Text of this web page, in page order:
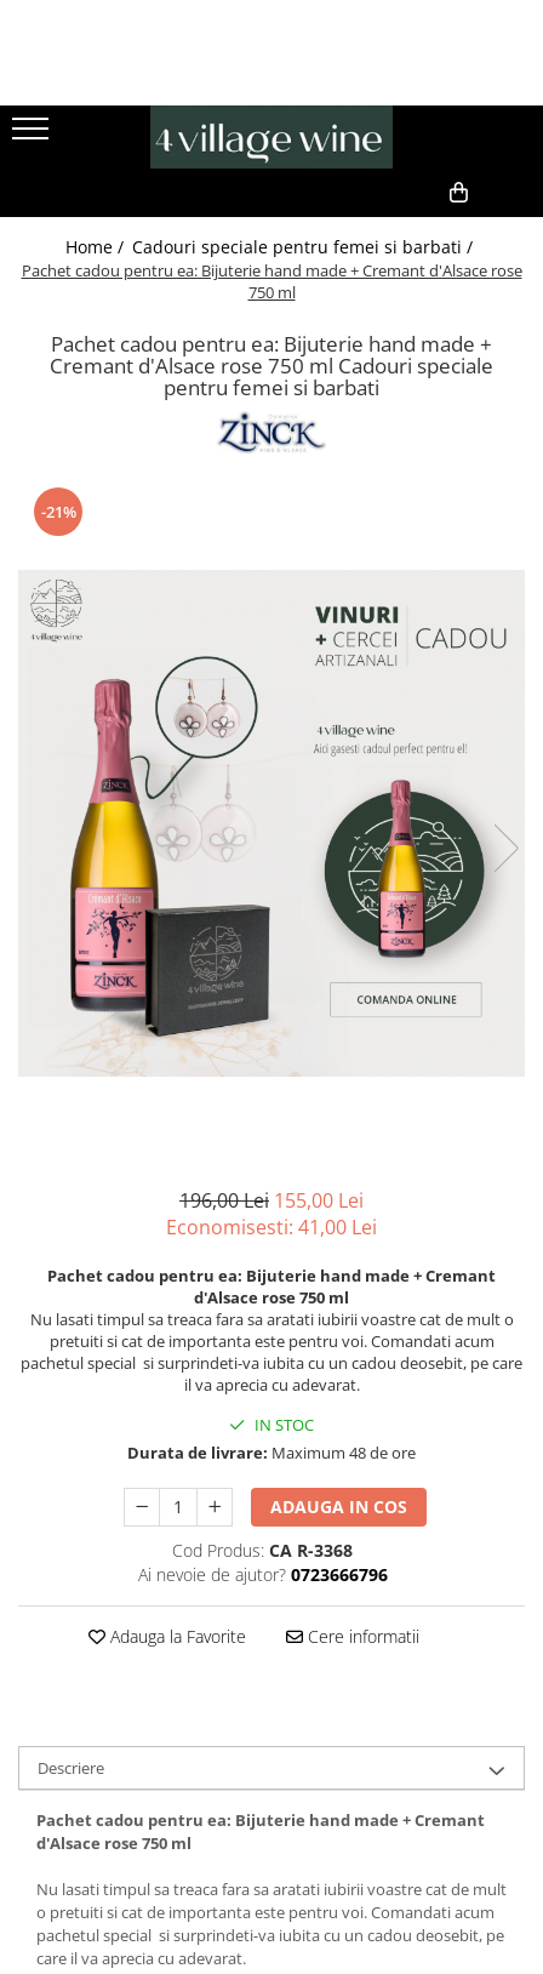
Toate vinurile..
Pachet vin cadou
Vinuri rosii
Vinuri albe
Vinuri albe seci
Cava
Vin DOC
Vinuri din Franta
Vinuri Alsacia
Vinuri din Spania
Vinuri din Ungaria
Sortare dupa crama/ domenii
Domeniile Zinck
Castell del Remei
Sortare dupa soiul de vita de vie
Riesling
Pinot blanc
Pinot Noir
Pinot Gris
Muscat
Gewürztraminer
Macabeu
Xarel
Parellada
Produse gourmet
Ulei de măsline premium
Specialități din măsline
Idei de cadouri pentru ea
Idei de cadouri pentru el
Sorturi handmade
Vinuri premiate
Cutii cadou / ambalaje
Home / Cadouri speciale pentru femei si barbati /
Pachet cadou pentru ea: Bijuterie hand made + Cremant d'Alsace rose
750 ml
Pachet cadou pentru ea: Bijuterie hand made +
Cremant d'Alsace rose 750 ml Cadouri speciale
pentru femei si barbati
-21%
196,00 Lei 155,00 Lei
Economisesti: 41,00 Lei
Pachet cadou pentru ea: Bijuterie hand made + Cremant
d'Alsace rose 750 ml
Nu lasati timpul sa treaca fara sa aratati iubirii voastre cat de mult o
pretuiti si cat de importanta este pentru voi. Comandati acum
pachetul special si surprindeti-va iubita cu un cadou deosebit, pe care
il va aprecia cu adevarat.
IN STOC
Durata de livrare: Maximum 48 de ore
ADAUGA IN COS
Cod Produs: CA R-3368
Ai nevoie de ajutor? 0723666796
Adauga la Favorite Cere informatii
Descriere
Pachet cadou pentru ea: Bijuterie hand made + Cremant
d'Alsace rose 750 ml
Nu lasati timpul sa treaca fara sa aratati iubirii voastre cat de mult
o pretuiti si cat de importanta este pentru voi. Comandati acum
pachetul special si surprindeti-va iubita cu un cadou deosebit, pe
care il va aprecia cu adevarat.